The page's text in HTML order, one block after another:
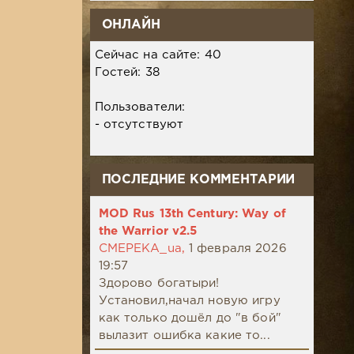
ОНЛАЙН
Сейчас на сайте: 40
Гостей: 38
Пользователи:
- отсутствуют
ПОСЛЕДНИЕ КОММЕНТАРИИ
MOD Rus 13th Century: Way of
the Warrior v2.5
CMEPEKA_ua,
1 февраля 2026
19:57
Здорово богатыри!
Установил,начал новую игру
как только дошёл до "в бой"
вылазит ошибка какие то...